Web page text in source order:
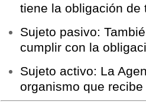
tiene la obligación de
Sujeto pasivo:
cumplir con la
Sujeto activo: La
organismo que